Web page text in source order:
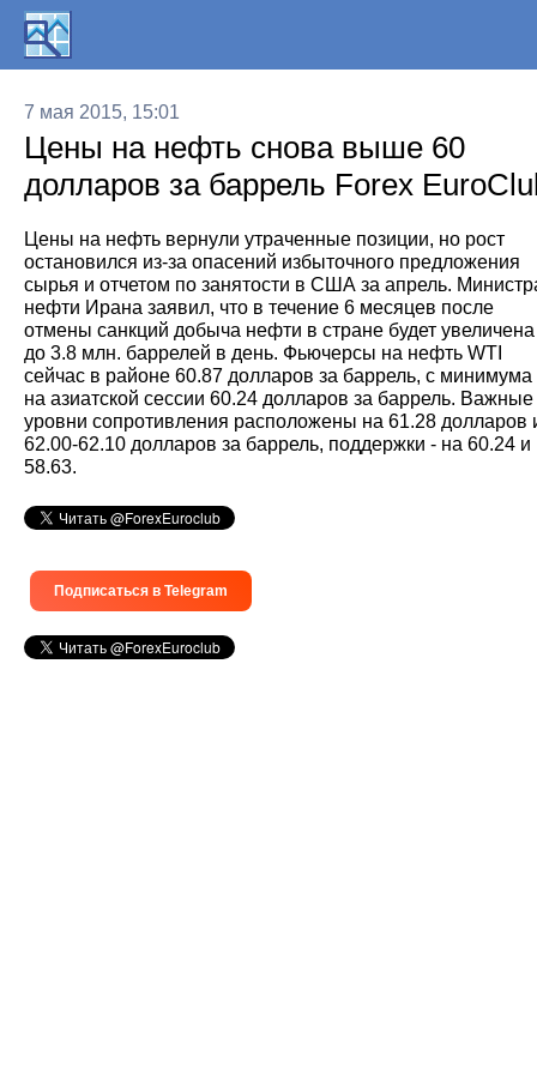
7 мая 2015, 15:01
Цены на нефть снова выше 60
долларов за баррель Forex
Цены на нефть вернули утраченные позиции, но рост
остановился из-за опасений избыточного предложения
сырья и отчетом по занятости в США за апрель.
нефти Ирана заявил, что в течение 6 месяцев после
отмены санкций добыча нефти в стране будет увеличена
до 3.8 млн. баррелей в день. Фьючерсы на нефть WTI
сейчас в районе 60.87 долларов за баррель, с минимума
на азиатской сессии 60.24 долларов за баррель. Важные
уровни сопротивления расположены на 61.28 долларов
62.00-62.10 долларов за баррель, поддержки - на 60.24 и
58.63.
Подписаться в Telegram